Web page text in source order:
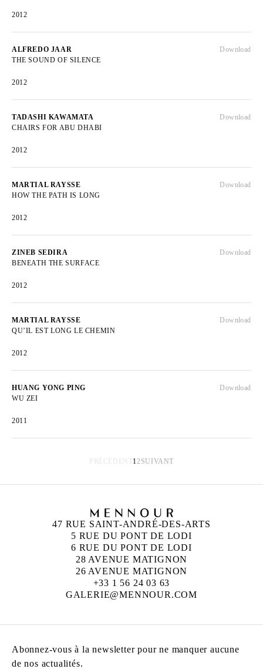
2012
ALFREDO JAAR
THE SOUND OF SILENCE
2012
Download
TADASHI KAWAMATA
CHAIRS FOR ABU DHABI
2012
Download
MARTIAL RAYSSE
HOW THE PATH IS LONG
2012
Download
ZINEB SEDIRA
BENEATH THE SURFACE
2012
Download
MARTIAL RAYSSE
QU’IL EST LONG LE CHEMIN
2012
Download
HUANG YONG PING
WU ZEI
2011
Download
PRÉCÉDENT 12SUIVANT
47 RUE SAINT-ANDRÉ-DES-ARTS
5 RUE DU PONT DE LODI
6 RUE DU PONT DE LODI
28 AVENUE MATIGNON
26 AVENUE MATIGNON
+33 1 56 24 03 63
GALERIE@MENNOUR.COM
Abonnez-vous à la newsletter pour ne manquer aucune
de nos actualités.